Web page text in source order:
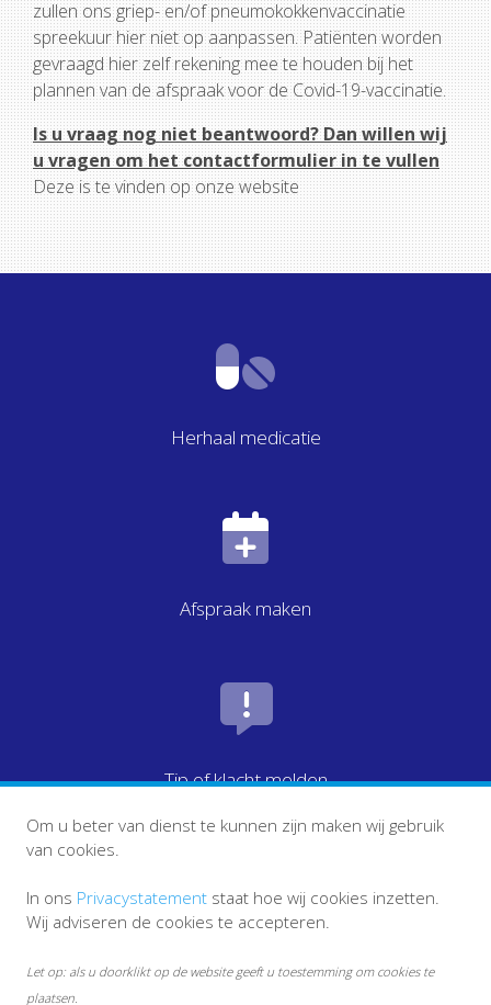
zullen ons griep- en/of pneumokokkenvaccinatie
spreekuur hier niet op aanpassen. Patiënten worden
gevraagd hier zelf rekening mee te houden bij het
plannen van de afspraak voor de Covid-19-vaccinatie.
Is u vraag nog niet beantwoord? Dan willen wij
u vragen om het contactformulier in te vullen
Deze is te vinden op onze website
Herhaal medicatie
Afspraak maken
Tip of klacht melden
Om u beter van dienst te kunnen zijn maken wij gebruik
van cookies.
In ons Privacystatement staat hoe wij cookies inzetten.
Wij adviseren de cookies te accepteren.
Let op: als u doorklikt op de website geeft u toestemming om cookies te
plaatsen.